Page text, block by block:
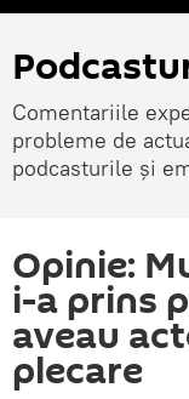
Comentariile
probleme de
podcasturile și
Opinie:
i-a prins
aveau
plecare